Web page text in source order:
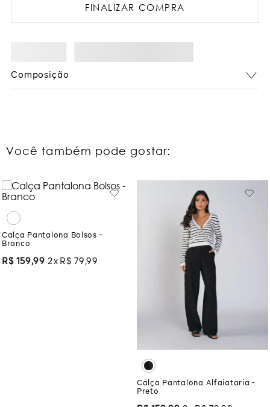
FINALIZAR COMPRA
Composição
Você também pode gostar:
Calça Pantalona Alfaiataria -
Preto